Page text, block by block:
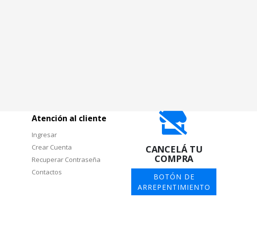
Atención al cliente
Ingresar
Crear Cuenta
Recuperar Contraseña
Contactos
CANCELÁ TU
COMPRA
BOTÓN DE
ARREPENTIMIENTO